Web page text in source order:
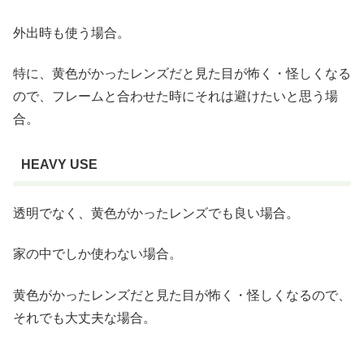
外出時も使う場合。
特に、黄色がかったレンズだと見た目が怖く・怪しくなる
ので、フレームと合わせた時にそれは避けたいと思う場
合。
HEAVY USE
透明でなく、黄色がかったレンズでも良い場合。
家の中でしか使わない場合。
黄色がかったレンズだと見た目が怖く・怪しくなるので、
それでも大丈夫な場合。